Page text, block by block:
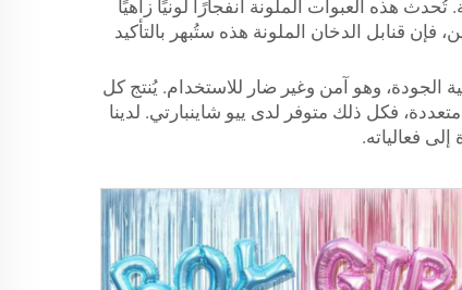
هذه العبوات الملونة انفجارًا لونيًا زاهيًا
قنابل الدخان الملونة هذه ستُبهر بالتأكيد
الجودة، وهو آمن وغير ضار للاستخدام. يُنتج كل
فكل ذلك متوفر لدى ييو شاينبارتي. لدينا
فعالياته.